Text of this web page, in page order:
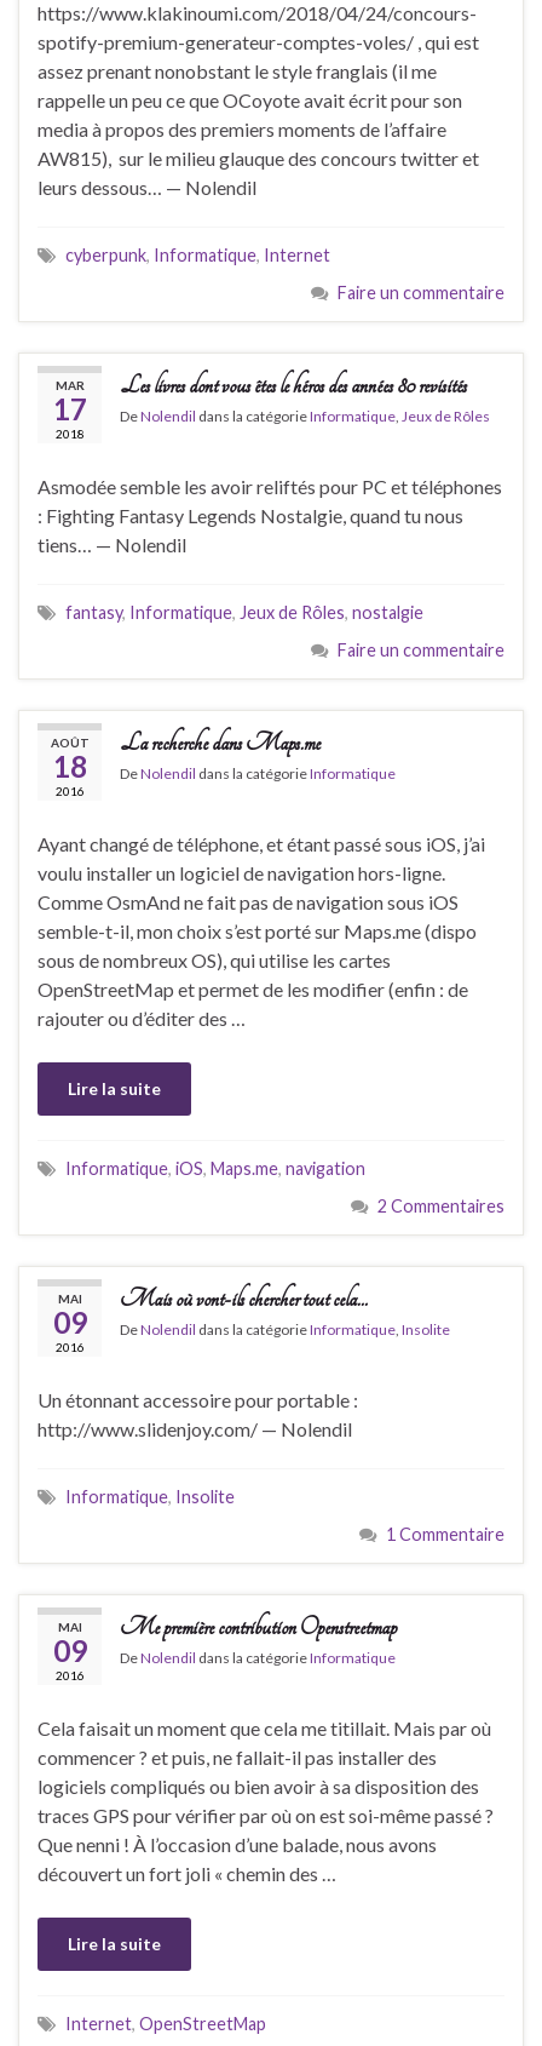
https://www.klakinoumi.com/2018/04/24/concours-
spotify-premium-generateur-comptes-voles/ , qui est
assez prenant nonobstant le style franglais (il me
rappelle un peu ce que OCoyote avait écrit pour son
media à propos des premiers moments de l’affaire
AW815), sur le milieu glauque des concours twitter et
leurs dessous… — Nolendil
cyberpunk, Informatique, Internet
Faire un commentaire
MAR
17
2018
Les livres dont vous êtes le héros des années 80 revisités
DeNolendil dans la catégorieInformatique, Jeux de Rôles
Asmodée semble les avoir reliftés pour PC et téléphones
: Fighting Fantasy Legends Nostalgie, quand tu nous
tiens… — Nolendil
fantasy, Informatique, Jeux de Rôles, nostalgie
Faire un commentaire
AOÛT
18
2016
La recherche dans Maps.me
DeNolendil dans la catégorieInformatique
Ayant changé de téléphone, et étant passé sous iOS, j’ai
voulu installer un logiciel de navigation hors-ligne.
Comme OsmAnd ne fait pas de navigation sous iOS
semble-t-il, mon choix s’est porté sur Maps.me (dispo
sous de nombreux OS), qui utilise les cartes
OpenStreetMap et permet de les modifier (enfin : de
rajouter ou d’éditer des …
Lire la suite
Informatique, iOS, Maps.me, navigation
2 Commentaires
MAI
09
2016
Mais où vont-ils chercher tout cela…
DeNolendil dans la catégorieInformatique, Insolite
Un étonnant accessoire pour portable :
http://www.slidenjoy.com/ — Nolendil
Informatique, Insolite
1 Commentaire
MAI
09
2016
Me première contribution Openstreetmap
DeNolendil dans la catégorieInformatique
Cela faisait un moment que cela me titillait. Mais par où
commencer ? et puis, ne fallait-il pas installer des
logiciels compliqués ou bien avoir à sa disposition des
traces GPS pour vérifier par où on est soi-même passé ?
Que nenni ! À l’occasion d’une balade, nous avons
découvert un fort joli « chemin des …
Lire la suite
Internet, OpenStreetMap